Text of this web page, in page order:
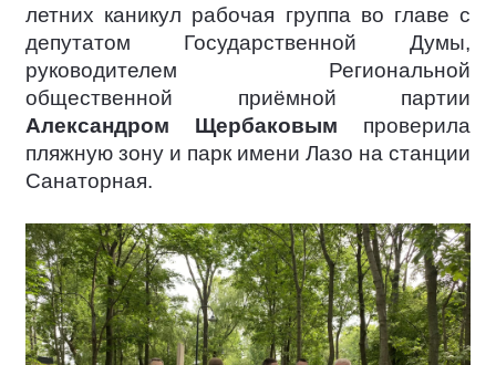
летних каникул рабочая группа во главе с
депутатом Государственной Думы,
руководителем Региональной
общественной приёмной партии
Александром Щербаковым проверила
пляжную зону и парк имени Лазо на станции
Санаторная.